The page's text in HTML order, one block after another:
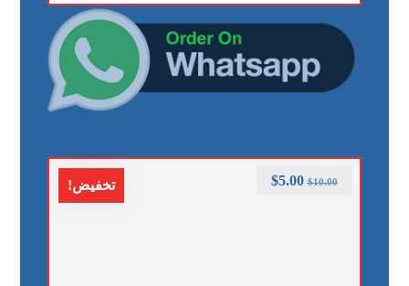
تخفيض! $10.00
$5.00